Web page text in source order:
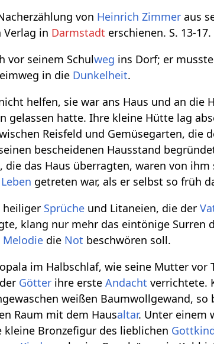
von Heinrich Zimmer aus
Verlag in Darmstadt erschienen. S. 13-17.
vor seinem Schulweg ins Dorf; er
in die Dunkelheit.
helfen, sie war ans Haus und an die
gelassen hatte. Ihre kleine Hütte lag
Reisfeld und Gemüsegarten, die
bescheidenen Hausstand
das Haus überragten, waren von
Leben getreten war, als er selbst so früh
heiliger Sprüche und Litaneien, die der
klang nur mehr das eintönige Surren
Melodie die Not beschwören soll.
im Halbschlaf, wie seine Mutter
Götter ihre ersteAndacht verrichtete.
weißen Baumwollgewand, so
Raum mit dem Hausaltar. Unter einem
Bronzefigur des lieblichen